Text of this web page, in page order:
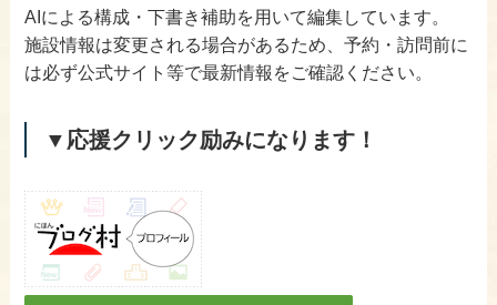
AIによる構成・下書き補助を用いて編集しています。
施設情報は変更される場合があるため、予約・訪問前に
は必ず公式サイト等で最新情報をご確認ください。
▼応援クリック励みになります！